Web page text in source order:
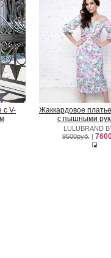
с V-
Жаккардовое
с пышными
LULUBRAND
9500руб.|